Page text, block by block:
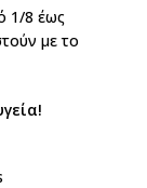
1/8 έως
με το